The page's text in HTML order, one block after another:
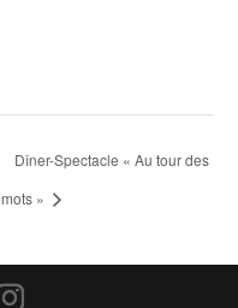
Dîner-Spectacle « Au tour des
mots »